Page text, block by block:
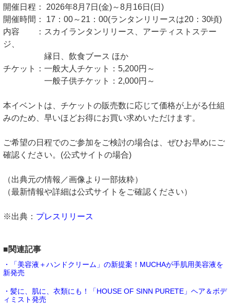
開催日程： 2026年8月7日(金)～8月16日(日)
開催時間： 17：00～21：00(ランタンリリースは20：30頃)
内容 ：スカイランタンリリース、アーティストステー
ジ、
縁日、飲食ブース ほか
チケット：一般大人チケット：5,200円～
一般子供チケット：2,000円～
本イベントは、チケットの販売数に応じて価格が上がる仕組
みのため、早いほどお得にお買い求めいただけます。
ご希望の日程でのご参加をご検討の場合は、ぜひお早めにご
確認ください。(公式サイトの場合)
（出典元の情報／画像より一部抜粋）
（最新情報や詳細は公式サイトをご確認ください）
※出典： プレスリリース
■関連記事
・「美容液＋ハンドクリーム」の新提案！MUCHAが手肌用美容液を
新発売
・髪に、肌に、衣類にも！「HOUSE OF SINN PURETE」ヘア＆ボデ
ィミスト発売